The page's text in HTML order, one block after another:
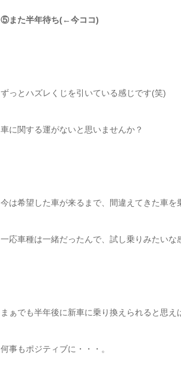
⑤また半年待ち(←今ココ)
ずっとハズレくじを引いている感じです(笑)
車に関する運がないと思いませんか？
今は希望した車が来るまで、間違えてきた車を
一応車種は一緒だったんで、試し乗りみたいな
まぁでも半年後に新車に乗り換えられると思え
何事もポジティブに・・・。